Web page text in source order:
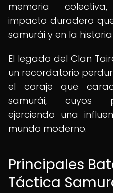
memoria
impacto duradero
samurái y en la
El legado del Clan
un recordatorio
el coraje que
samurái, cuyos
ejerciendo una
mundo moderno.
Principales
Táctica